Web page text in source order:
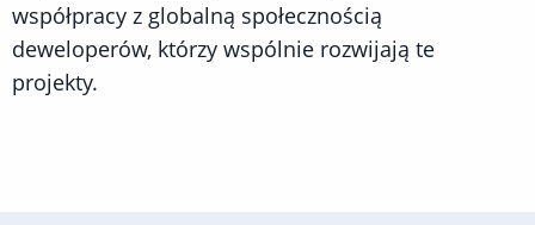
współpracy z globalną społecznością
deweloperów, którzy wspólnie rozwijają te
projekty.